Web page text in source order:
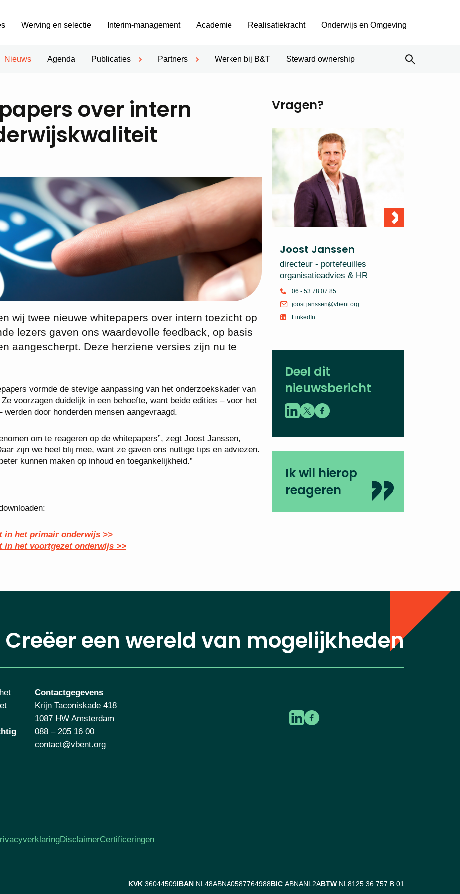
Nieuws Agenda Publicaties Partners Werken bij B&T Steward ownership
Werving en selectie Interim-management Academie Realisatiekracht Onderwijs en Omgeving
over intern
wij twee nieuwe whitepapers over intern toezicht op
lezers gaven ons waardevolle feedback, op basis
aangescherpt. Deze herziene versies zijn nu te
vormde de stevige aanpassing van het onderzoekskader van
voorzagen duidelijk in een behoefte, want beide edities – voor het
door honderden mensen aangevraagd.
om te reageren op de whitepapers”, zegt Joost Janssen,
zijn we heel blij mee, want ze gaven ons nuttige tips en adviezen.
kunnen maken op inhoud en toegankelijkheid.”
in het primair onderwijs >>
het voortgezet onderwijs >>
Vragen?
Joost Janssen
directeur - portefeuilles
organisatieadvies & HR
06 - 53 78 07 85
joost.janssen@vbent.org
LinkedIn
Deel dit
nieuwsbericht
Ik wil hierop
reageren
Creëer een wereld van mogelijkheden
Contactgegevens
Krijn Taconiskade 418
1087 HW Amsterdam
088 – 205 16 00
contact@vbent.org
DisclaimerCertificeringen
KVK 36044509IBAN NL48ABNA0587764988BIC ABNANL2ABTW NL8125.36.757.B.01